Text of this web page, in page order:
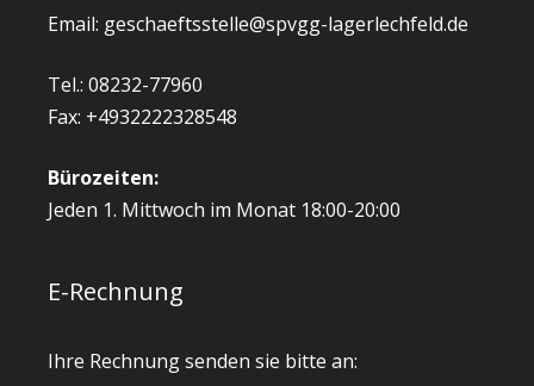
Email: geschaeftsstelle@spvgg-lagerlechfeld.de
Tel.: 08232-77960
Fax: +4932222328548
Bürozeiten:
Jeden 1. Mittwoch im Monat 18:00-20:00
E-Rechnung
Ihre Rechnung senden sie bitte an: